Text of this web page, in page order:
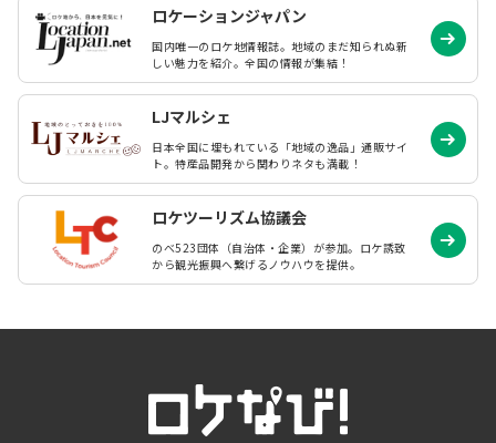
ロケーションジャパン
国内唯一のロケ地情報誌。地域のまだ知られぬ新
しい魅力を紹介。全国の情報が集結！
LJマルシェ
日本全国に埋もれている「地域の逸品」通販サイ
ト。特産品開発から関わりネタも満載！
ロケツーリズム協議会
のべ523団体（自治体・企業）が参加。ロケ誘致
から観光振興へ繋げるノウハウを提供。